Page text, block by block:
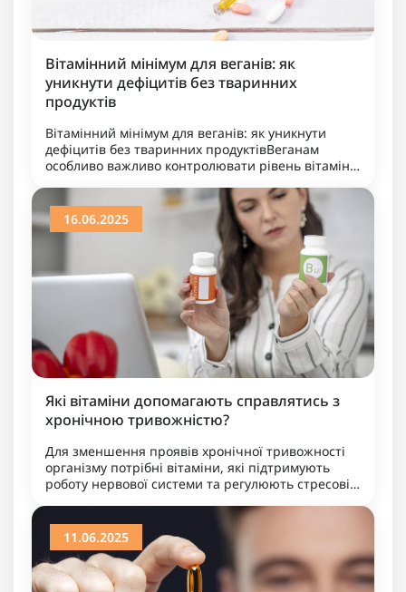
Вітамінний мінімум для веганів: як
уникнути дефіцитів без тваринних
продуктів
Вітамінний мінімум для веганів: як уникнути
дефіцитів без тваринних продуктівВеганам
особливо важливо контролювати рівень вітамінів
здебільшого містя..
16.06.2025
Які вітаміни допомагають справлятись з
хронічною тривожністю?
Для зменшення проявів хронічної тривожності
організму потрібні вітаміни, які підтримують
роботу нервової системи та регулюють стресові
11.06.2025